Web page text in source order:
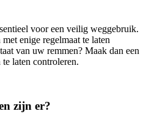
voor een veilig weggebruik.
enige regelmaat te laten
van uw remmen? Maak dan een
laten controleren.
zijn er?